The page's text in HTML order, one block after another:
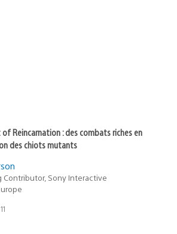
Reincarnation : des combats riches en
des chiots mutants
Contributor, Sony Interactive
11